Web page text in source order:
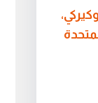
6768، ألبوكيركي،